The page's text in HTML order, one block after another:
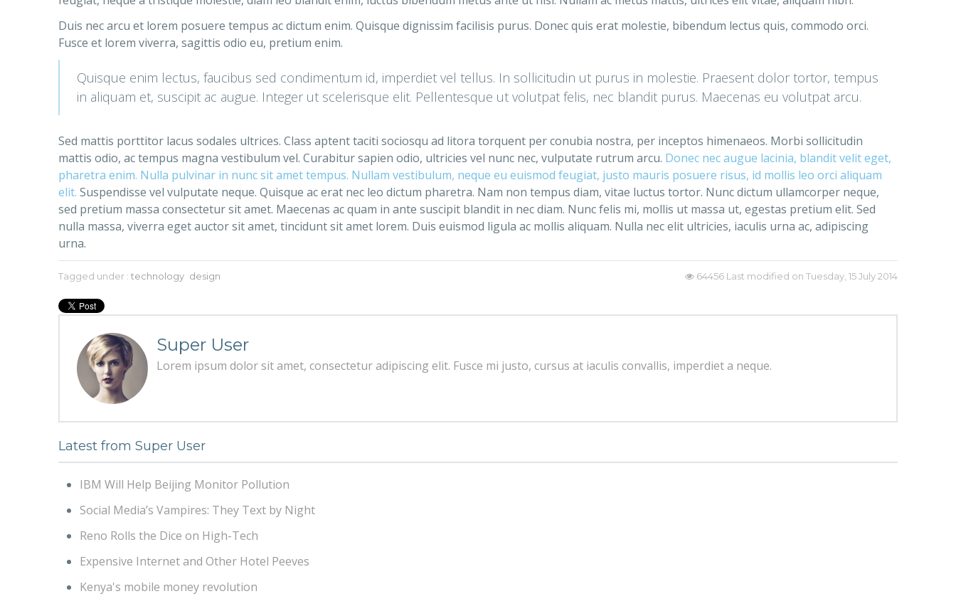
Duis nec arcu et lorem posuere tempus ac dictum enim. Quisque dignissim facilisis purus. Donec quis erat molestie, bibendum lectus quis, commodo orci.
Fusce et lorem viverra, sagittis odio eu, pretium enim.
Quisque enim lectus, faucibus sed condimentum id, imperdiet vel tellus. In sollicitudin ut purus in molestie. Praesent dolor tortor, tempus
in aliquam et, suscipit ac augue. Integer ut scelerisque elit. Pellentesque ut volutpat felis, nec blandit purus. Maecenas eu volutpat arcu.
Sed mattis porttitor lacus sodales ultrices. Class aptent taciti sociosqu ad litora torquent per conubia nostra, per inceptos himenaeos. Morbi sollicitudin
mattis odio, ac tempus magna vestibulum vel. Curabitur sapien odio, ultricies vel nunc nec, vulputate rutrum arcu. Donec nec augue lacinia, blandit velit eget,
pharetra enim. Nulla pulvinar in nunc sit amet tempus. Nullam vestibulum, neque eu euismod feugiat, justo mauris posuere risus, id mollis leo orci aliquam
elit. Suspendisse vel vulputate neque. Quisque ac erat nec leo dictum pharetra. Nam non tempus diam, vitae luctus tortor. Nunc dictum ullamcorper neque,
sed pretium massa consectetur sit amet. Maecenas ac quam in ante suscipit blandit in nec diam. Nunc felis mi, mollis ut massa ut, egestas pretium elit. Sed
nulla massa, viverra eget auctor sit amet, tincidunt sit amet lorem. Duis euismod ligula ac mollis aliquam. Nulla nec elit ultricies, iaculis urna ac, adipiscing
urna.
Tagged under : technology design 64456 Last modified on Tuesday, 15 July 2014
Super User
Lorem ipsum dolor sit amet, consectetur adipiscing elit. Fusce mi justo, cursus at iaculis convallis, imperdiet a neque.
Latest from Super User
IBM Will Help Beijing Monitor Pollution
Social Media’s Vampires: They Text by Night
Reno Rolls the Dice on High-Tech
Expensive Internet and Other Hotel Peeves
Kenya's mobile money revolution